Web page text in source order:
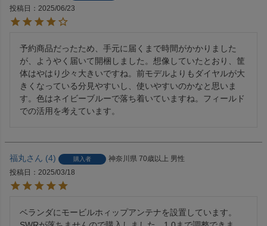
投稿日
2025/06/23
予約商品だったため、手元に届くまで時間がかかりました
が、ようやく届いて開梱しました。想像していたとおり、筐
体はやはり少々大きいですね。前モデルよりもダイヤルが大
きくなっている分見やすいし、使いやすいのかなと思いま
す。色はネイビーブルーで落ち着いていますね。フィールド
での活用を考えています。
福丸 4 購入者 神奈川県 70歳以上 男性
投稿日
2025/03/18
ベランダにモービルホィップアンテナを設置しています。